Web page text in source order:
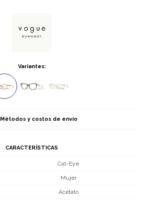
Variantes:
Métodos y costos de envío
CARACTERÍSTICAS
Cat-Eye
Mujer
Acetato